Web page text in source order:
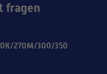
fragen
270M/300/350